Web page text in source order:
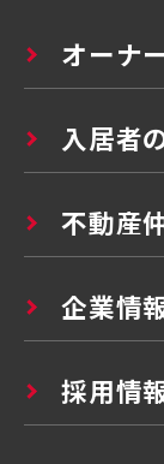
オーナ
入居者
不動産
企業情
採用情